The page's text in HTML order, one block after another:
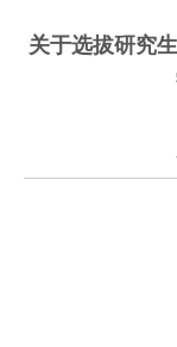
关于选拔研究